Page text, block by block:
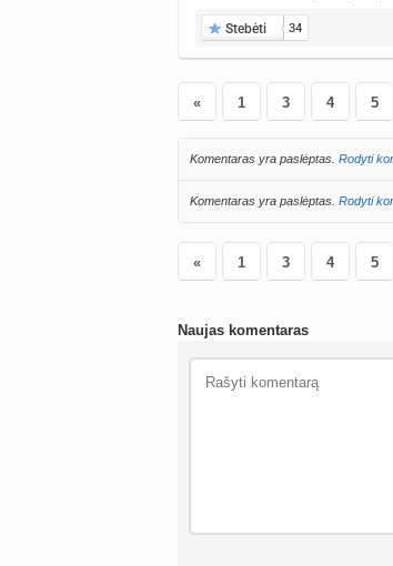
Stebėti 34
« 1 3 4 5
Komentaras yra paslėptas. Rodyti
Komentaras yra paslėptas. Rodyti
« 1 3 4 5
Naujas komentaras